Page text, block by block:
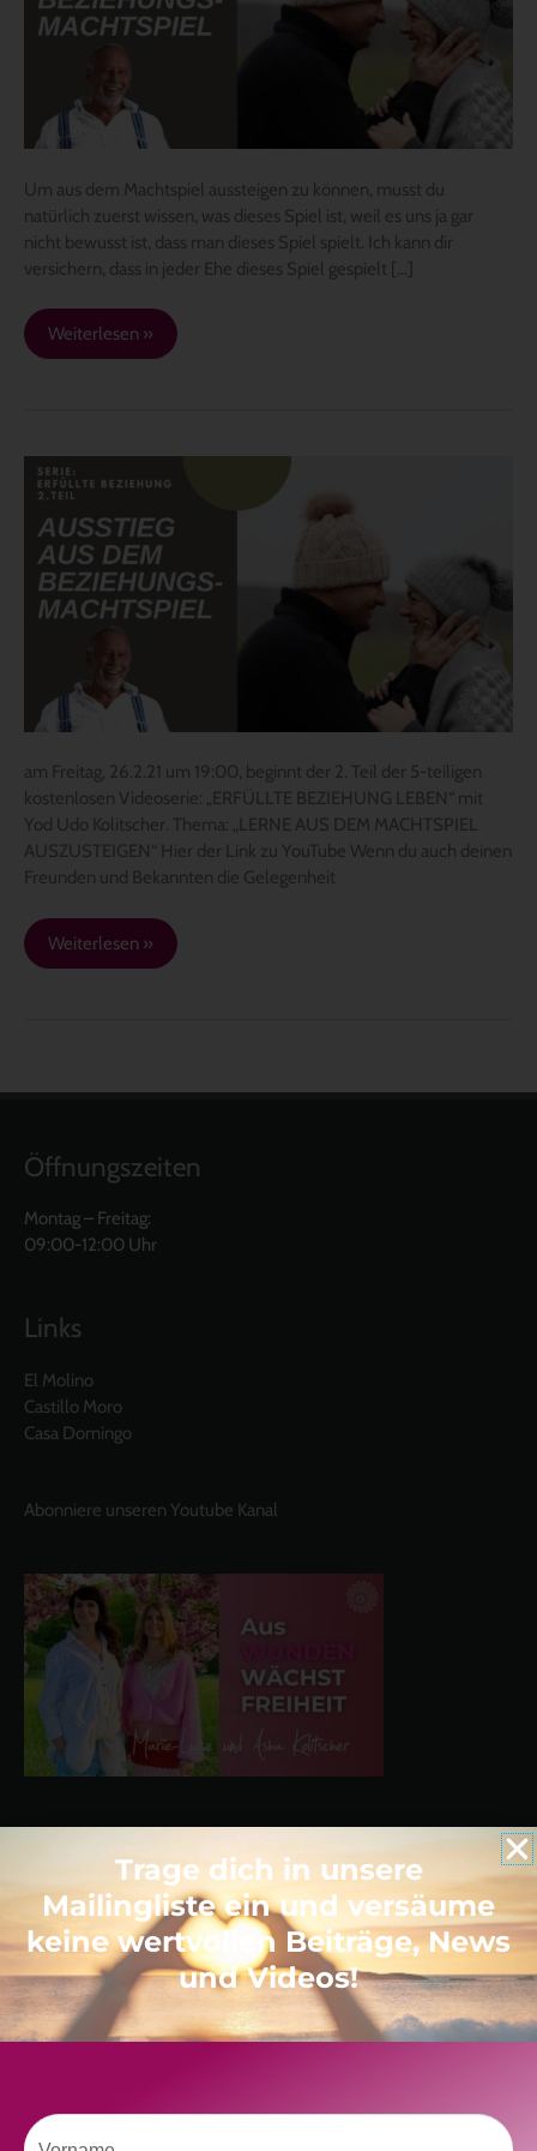
Um aus dem Machtspiel aussteigen zu können, musst du
natürlich zuerst wissen, was dieses Spiel ist, weil es uns ja gar
nicht bewusst ist, dass man dieses Spiel spielt. Ich kann dir
versichern, dass in jeder Ehe dieses Spiel gespielt […]
Beziehung
Teil
Serie:
Beziehung
Weiterlesen »
am Freitag, 26.2.21 um 19:00, beginnt der 2. Teil der 5-teiligen
kostenlosen Videoserie: „ERFÜLLTE BEZIEHUNG LEBEN“ mit
Yod Udo Kolitscher. Thema: „LERNE AUS DEM MACHTSPIEL
AUSZUSTEIGEN“ Hier der Link zu YouTube Wenn du auch deinen
Freunden und Bekannten die Gelegenheit
ERFÜLLTE
BEZIEHUNG
LEBEN
–
2.
Teil
26.2.21
Weiterlesen »
Öffnungszeiten
Montag – Freitag:
09:00-12:00 Uhr
Links
El Molino
Castillo Moro
Casa Domingo
Abonniere unseren Youtube Kanal
Neueste Beiträge
Radikal ehrlich
Der Teil von dir, der gesehen werden möchte
Vielleicht geht es gar nicht darum, noch mehr zu verstehen
Trage dich in unsere
Mailingliste ein und versäume
keine wertvollen Beiträge, News
und Videos!
Vorname